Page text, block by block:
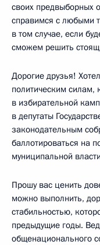
своих предвыборных
справимся с любыми
в том случае, если
сможем решить
Дорогие друзья!
политическим силам,
в избирательной
в депутаты
законодательным
баллотироваться на
муниципальной
Прошу вас ценить
можно выполнить,
стабильностью,
предыдущие годы.
общенационального